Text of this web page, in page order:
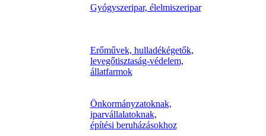
Gyógyszeripar, élelmiszeripar
Erőművek, hulladékégetők,
levegőtisztaság-védelem,
állatfarmok
Önkormányzatoknak,
iparvállalatoknak,
építési beruházásokhoz